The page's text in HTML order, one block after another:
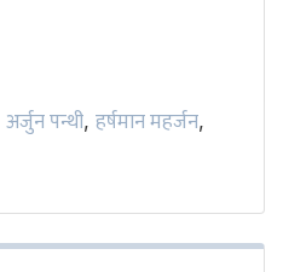
अर्जुन पन्थी, हर्षमान महर्जन,